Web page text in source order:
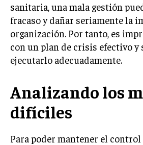
MARKETING DIGITAL
PUBLICIDAD
VENTAS Y PERSUASIÓN
COMUNICACIÓN
GESTIÓN DE MARCA
INVESTIGACIÓN DE MERCADO
sanitaria, una mala gestión
fracaso y dañar seriamente la
organización. Por tanto, es
con un plan de crisis efectivo y
ejecutarlo adecuadamente.
Analizando los
difíciles
Para poder mantener el